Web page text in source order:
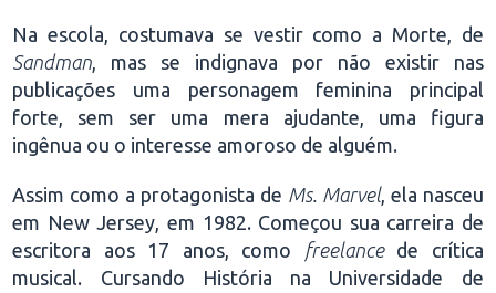
Na escola, costumava se vestir como a Morte, de
Sandman, mas se indignava por não existir nas
publicações uma personagem feminina principal
forte, sem ser uma mera ajudante, uma figura
ingênua ou o interesse amoroso de alguém.
Assim como a protagonista de Ms. Marvel, ela nasceu
em New Jersey, em 1982. Começou sua carreira de
escritora aos 17 anos, como freelancede crítica
musical. Cursando História na Universidade de